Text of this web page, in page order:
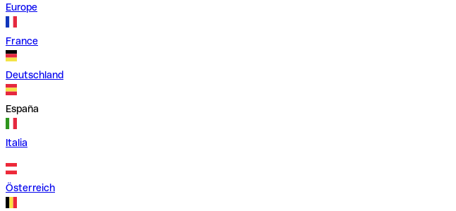
Europe
France
Deutschland
España
Italia
Österreich